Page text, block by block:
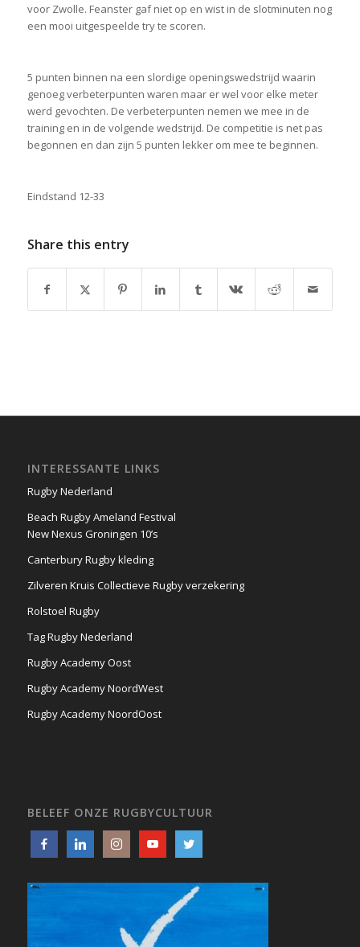
voor Zwolle. Feanster gaf niet op en wist in de slotminuten nog
een mooi uitgespeelde try te scoren.
5 punten binnen na een slordige openingswedstrijd waarin
genoeg verbeterpunten waren maar er wel voor elke meter
werd gevochten. De verbeterpunten nemen we mee in de
training en in de volgende wedstrijd. De competitie is net pas
begonnen en dan zijn 5 punten lekker om mee te beginnen.
Eindstand 12-33
Share this entry
INTERESSANTE LINKS
Rugby Nederland
Beach Rugby Ameland Festival
New Nexus Groningen 10’s
Canterbury Rugby kleding
Zilveren Kruis Collectieve Rugby verzekering
Rolstoel Rugby
Tag Rugby Nederland
Rugby Academy Oost
Rugby Academy NoordWest
Rugby Academy NoordOost
BELEEF ONZE RUGBYCULTUUR